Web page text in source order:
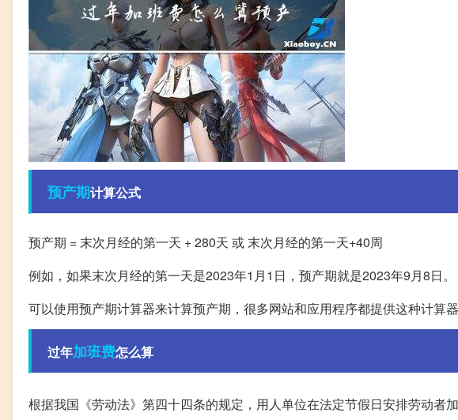
预产期计算公式
预产期 = 末次月经的第一天 + 280天 或 末次月经的第一天+40周
例如，如果末次月经的第一天是2023年1月1日，预产期就是2023年9月8日。
可以使用预产期计算器来计算预产期，很多网站和应用程序都提供这种计算器
过年加班费怎么算
根据我国《劳动法》第四十四条的规定，用人单位在法定节假日安排劳动者